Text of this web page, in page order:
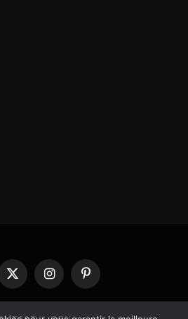
X
InstagramPinterest